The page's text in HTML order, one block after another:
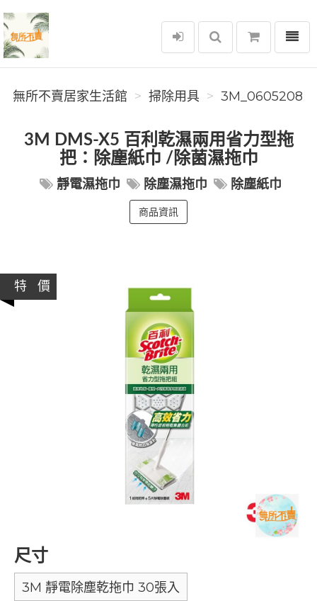
無所不賣居家生活館
選單
無所不賣居家生活館 掃除用具 3M_0605208
3M DMS-X5 百利乾濕兩用省力型拖
把：除塵紙巾 /除菌濕拖巾
靜電濕拖巾 除塵濕拖巾 除塵紙巾
商品資訊
特 價
尺寸
3M 靜電除塵乾拖巾 30張入